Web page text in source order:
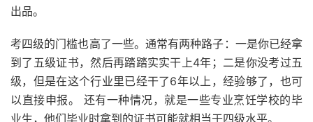
出品。
考四级的门槛也高了一些。通常有两种路子：一是你已经拿
到了五级证书，然后再踏踏实实干上4年；二是你没考过五
级，但是在这个行业里已经干了6年以上，经验够了，也可
以直接申报。 还有一种情况，就是一些专业烹饪学校的毕
业生，他们毕业时拿到的证书可能就相当于四级水平。